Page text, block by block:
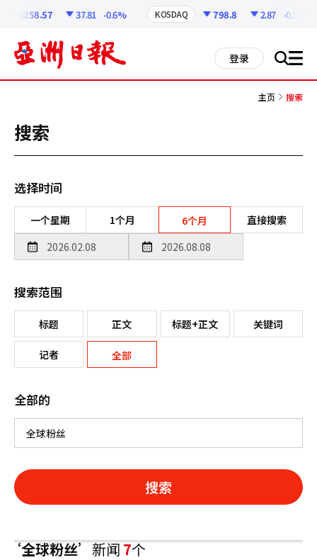
6258.57 37.81 -0.6% KOSDAQ 798.8 2.87 -0.36%
登录 搜 all
主页 搜索
搜索
选择时间
一个星期 1个月 6个月 直接搜索
搜索范围
标题 正文 标题+正文 关键词
记者 全部
全部的
搜索
‘全球粉丝’新闻7个